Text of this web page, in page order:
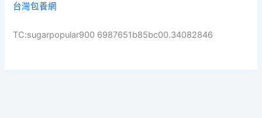
台灣包養網
TC:sugarpopular900 6987651b85bc00.34082846